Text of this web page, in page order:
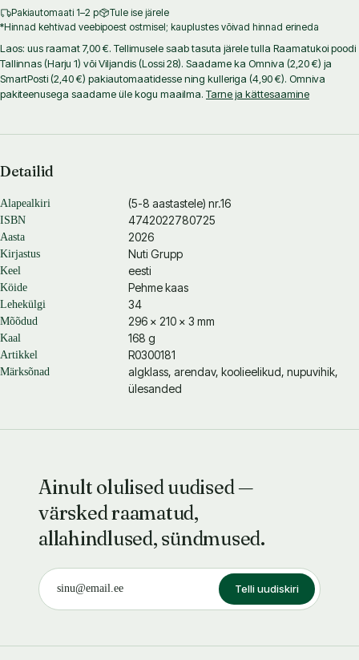
Pakiautomaati 1–2 p
Tule ise järele
*Hinnad kehtivad veebipoest ostmisel; kauplustes võivad hinnad erineda
Laos: uus raamat 7,00 €. Tellimusele saab tasuta järele tulla Raamatukoi poodi
Tallinnas (Harju 1) või Viljandis (Lossi 28). Saadame ka Omniva (2,20 €) ja
SmartPosti (2,40 €) pakiautomaatidesse ning kulleriga (4,90 €). Omniva
pakiteenusega saadame üle kogu maailma. Tarne ja kättesaamine
Detailid
Alapealkiri (5-8 aastastele) nr.16
ISBN 4742022780725
Aasta 2026
Kirjastus Nuti Grupp
Keel eesti
Köide Pehme kaas
Lehekülgi 34
Mõõdud 296 × 210 × 3 mm
Kaal 168 g
Artikkel R0300181
Märksõnad
algklass, arendav, koolieelikud, nupuvihik,
ülesanded
Ainult olulised uudised —
värsked raamatud,
allahindlused, sündmused.
Telli uudiskiri